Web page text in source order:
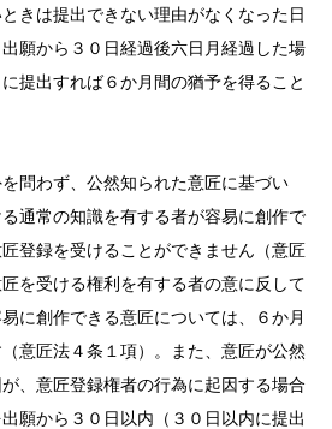
きは提出できない理由がなくなった日
願から３０日経過後六日月経過した場
提出すれば６か月間の猶予を得ること
問わず、公然知られた意匠に基づい
通常の知識を有する者が容易に創作で
登録を受けることができません（意匠
を受ける権利を有する者の意に反して
に創作できる意匠については、６か月
意匠法４条１項）。また、意匠が公然
、意匠登録権者の行為に起因する場合
願から３０日以内（３０日以内に提出